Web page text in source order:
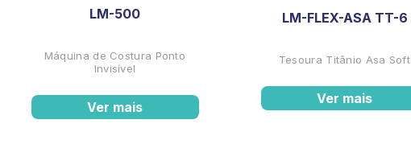
LM-500
Máquina de Costura Ponto
Invisível
Ver mais
LM-FLEX-ASA TT-6
Tesoura Titânio Asa Soft
Ver mais